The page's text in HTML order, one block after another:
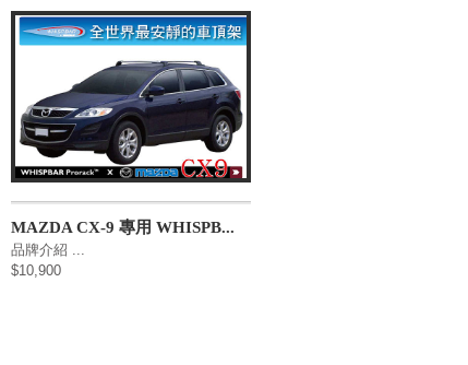
MAZDA CX-9 專用 WHISPB...
品牌介紹 ...
$10,900